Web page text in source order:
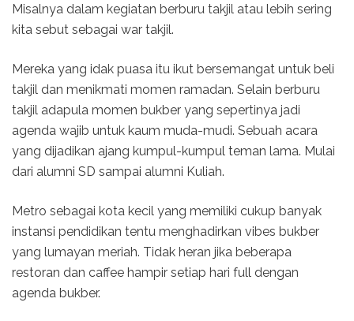
Misalnya dalam kegiatan berburu takjil atau lebih sering
kita sebut sebagai war takjil.
Mereka yang idak puasa itu ikut bersemangat untuk beli
takjil dan menikmati momen ramadan. Selain berburu
takjil adapula momen bukber yang sepertinya jadi
agenda wajib untuk kaum muda-mudi. Sebuah acara
yang dijadikan ajang kumpul-kumpul teman lama. Mulai
dari alumni SD sampai alumni Kuliah.
Metro sebagai kota kecil yang memiliki cukup banyak
instansi pendidikan tentu menghadirkan vibes bukber
yang lumayan meriah. Tidak heran jika beberapa
restoran dan caffee hampir setiap hari full dengan
agenda bukber.